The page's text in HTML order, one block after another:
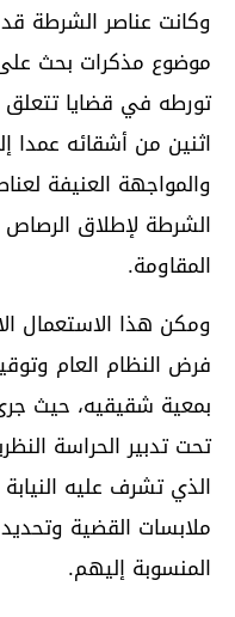
وكانت عناصر
موضوع مذكرات بحث
تورطه في قضايا تتعلق
اثنين من أشقائه عمدا
والمواجهة العنيفة
الشرطة لإطلاق الرصاص
المقاومة.
ومكن هذا الاستعمال
فرض النظام العام
بمعية شقيقيه، حيث
تحت تدبير الحراسة
الذي تشرف عليه
ملابسات القضية وتحديد
المنسوبة إليهم.